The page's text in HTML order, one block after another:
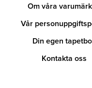
Om våra
Vår
Din egen
Kontakta oss